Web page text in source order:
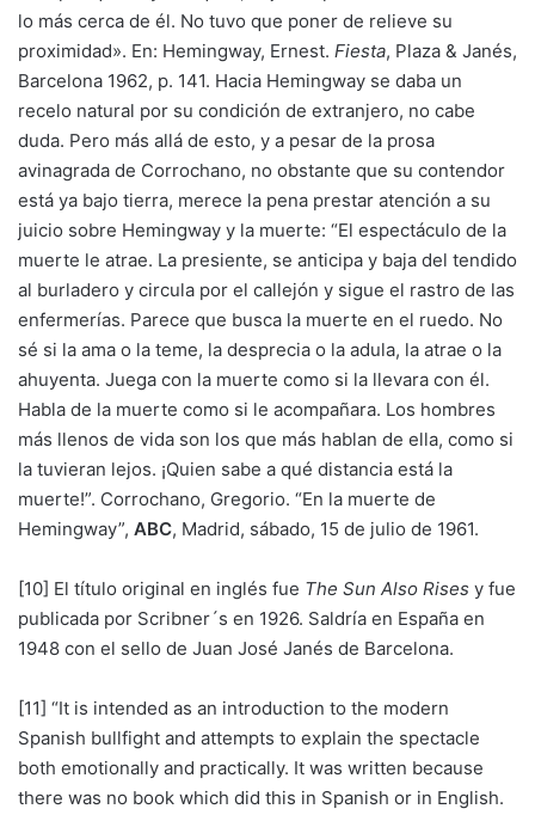
lo más cerca de él. No tuvo que poner de relieve su
proximidad». En: Hemingway, Ernest. Fiesta, Plaza & Janés,
Barcelona 1962, p. 141. Hacia Hemingway se daba un
recelo natural por su condición de extranjero, no cabe
duda. Pero más allá de esto, y a pesar de la prosa
avinagrada de Corrochano, no obstante que su contendor
está ya bajo tierra, merece la pena prestar atención a su
juicio sobre Hemingway y la muerte: “El espectáculo de la
muerte le atrae. La presiente, se anticipa y baja del tendido
al burladero y circula por el callejón y sigue el rastro de las
enfermerías. Parece que busca la muerte en el ruedo. No
sé si la ama o la teme, la desprecia o la adula, la atrae o la
ahuyenta. Juega con la muerte como si la llevara con él.
Habla de la muerte como si le acompañara. Los hombres
más llenos de vida son los que más hablan de ella, como si
la tuvieran lejos. ¡Quien sabe a qué distancia está la
muerte!”. Corrochano, Gregorio. “En la muerte de
Hemingway”, ABC, Madrid, sábado, 15 de julio de 1961.
[10] El título original en inglés fue The Sun Also Rises y fue
publicada por Scribner´s en 1926. Saldría en España en
1948 con el sello de Juan José Janés de Barcelona.
[11] “It is intended as an introduction to the modern
Spanish bullfight and attempts to explain the spectacle
both emotionally and practically. It was written because
there was no book which did this in Spanish or in English.